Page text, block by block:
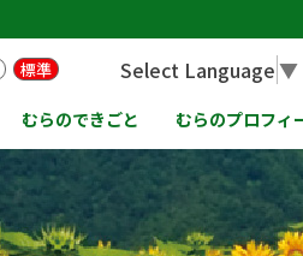
むらのできごと むらのプロフィ
標準 Select Language▼